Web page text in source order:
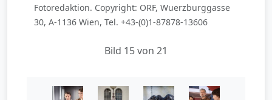
Fotoredaktion. Copyright: ORF, Wuerzburggasse
30, A-1136 Wien, Tel. +43-(0)1-87878-13606
Bild 15 von 21